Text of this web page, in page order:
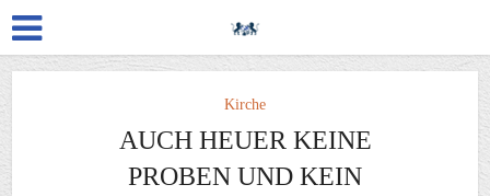
Kirche
AUCH HEUER KEINE
PROBEN UND KEIN